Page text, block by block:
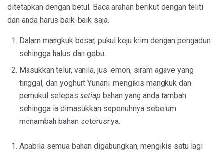
ditetapkan dengan betul. Baca arahan berikut dengan teliti
dan anda harus baik-baik saja.
Dalam mangkuk besar, pukul keju krim dengan pengadun
sehingga halus dan gebu.
Masukkan telur, vanila, jus lemon, siram agave yang
tinggal, dan yoghurt Yunani, mengikis mangkuk dan
pemukul selepas setiap bahan yang anda tambah
sehingga ia dimasukkan sepenuhnya sebelum
menambah bahan seterusnya.
Apabila semua bahan digabungkan, mengikis satu lagi